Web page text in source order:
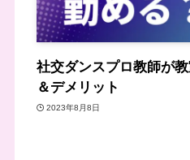
社交ダンスプロ教師が
＆デメリット
2023年8月8日